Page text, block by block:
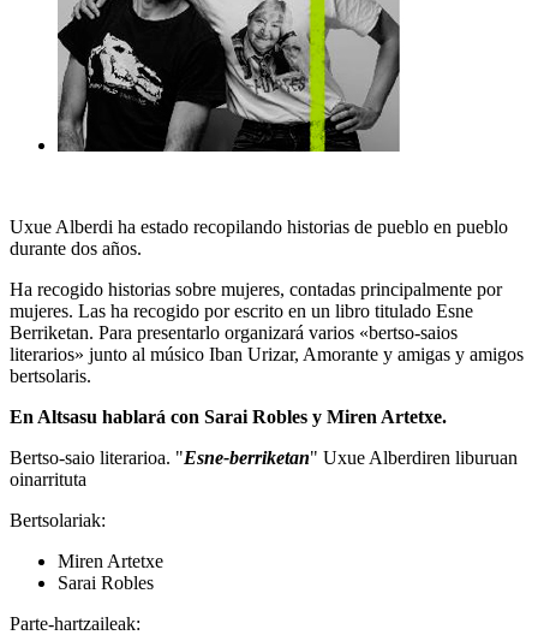
Uxue Alberdi ha estado recopilando historias de pueblo en pueblo
durante dos años.
Ha recogido historias sobre mujeres, contadas principalmente por
mujeres. Las ha recogido por escrito en un libro titulado Esne
Berriketan. Para presentarlo organizará varios «bertso-saios
literarios» junto al músico Iban Urizar, Amorante y amigas y amigos
bertsolaris.
En Altsasu hablará con Sarai Robles y Miren Artetxe.
Bertso-saio literarioa. "Esne-berriketan" Uxue Alberdiren liburuan
oinarrituta
Bertsolariak:
Miren Artetxe
Sarai Robles
Parte-hartzaileak: